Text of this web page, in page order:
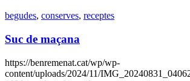
begudes, conserves, receptes
Suc de maçana
https://benremenat.cat/wp/wp-
content/uploads/2024/11/